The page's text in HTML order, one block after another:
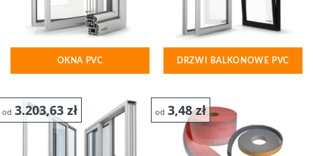
OKNA PVC DRZWI BALKONOWE PVC
od 3.203,63 zł od 3,48zł